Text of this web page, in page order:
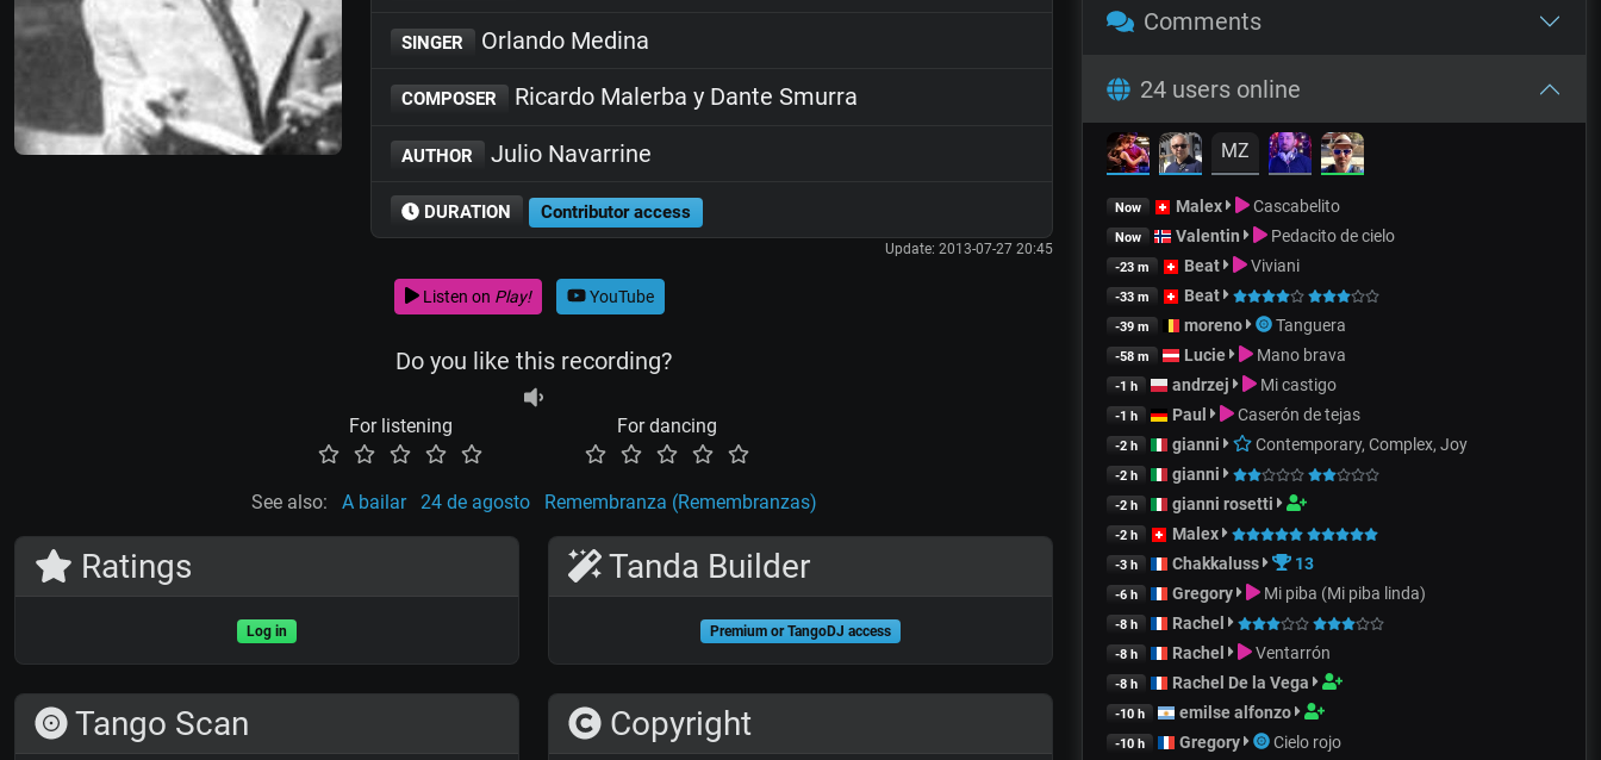
SINGER Orlando Medina
COMPOSER Ricardo Malerba y Dante Smurra
AUTHOR Julio Navarrine
DURATION Contributor access
Update: 2013-07-27 20:45
Listen on Play! YouTube
Do you like this recording?
For listening For dancing
See also: A bailar 24 de agosto Remembranza (Remembranzas)
Ratings
Log in
Tango Scan
Tanda Builder
Premium or TangoDJ access
Copyright
Comments
24 users online
MZ
Now Malex Cascabelito
Now Valentin Pedacito de cielo
-23 m Beat Viviani
-33 m Beat
-39 m moreno Tanguera
-58 m Lucie Mano brava
-1 h andrzej Mi castigo
-1 h Paul Caserón de tejas
-2 h gianni Contemporary, Complex, Joy
-2 h gianni
-2 h gianni rosetti
-2 h Malex
-3 h Chakkaluss 13
-6 h Gregory Mi piba (Mi piba linda)
-8 h Rachel
-8 h Rachel Ventarrón
-8 h Rachel De la Vega
-10 h emilse alfonzo
-10 h Gregory Cielo rojo